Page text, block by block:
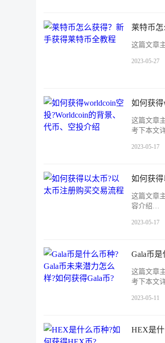
莱特币
这篇文章
2023-05-27
如何获得
这篇文章
考下本文
2023-05-17
如何获
这篇文章
容介绍…
2023-05-17
Gala币
这篇文章
考下本文
2023-05-11
HEX是